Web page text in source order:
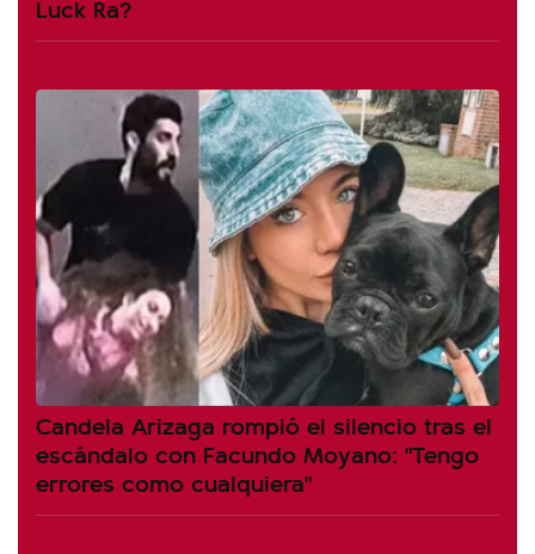
Luck Ra?
Candela Arizaga rompió el silencio tras el
escándalo con Facundo Moyano: "Tengo
errores como cualquiera"